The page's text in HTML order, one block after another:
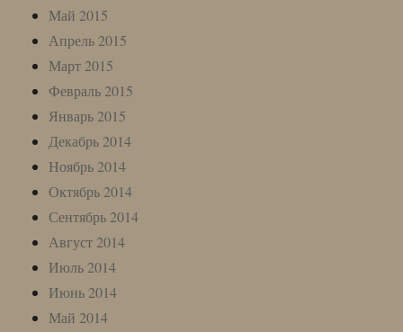
Май 2015
Апрель 2015
Март 2015
Февраль 2015
Январь 2015
Декабрь 2014
Ноябрь 2014
Октябрь 2014
Сентябрь 2014
Август 2014
Июль 2014
Июнь 2014
Май 2014